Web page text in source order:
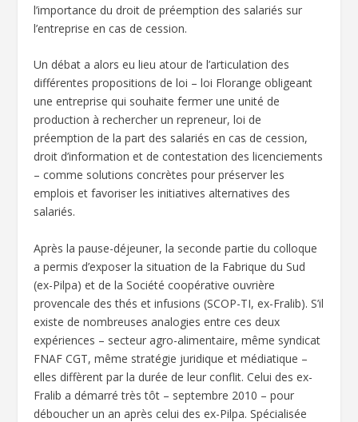
l’importance du droit de préemption des salariés sur
l’entreprise en cas de cession.
Un débat a alors eu lieu atour de l’articulation des
différentes propositions de loi – loi Florange obligeant
une entreprise qui souhaite fermer une unité de
production à rechercher un repreneur, loi de
préemption de la part des salariés en cas de cession,
droit d’information et de contestation des licenciements
– comme solutions concrètes pour préserver les
emplois et favoriser les initiatives alternatives des
salariés.
Après la pause-déjeuner, la seconde partie du colloque
a permis d’exposer la situation de la Fabrique du Sud
(ex-Pilpa) et de la Société coopérative ouvrière
provencale des thés et infusions (SCOP-TI, ex-Fralib). S’il
existe de nombreuses analogies entre ces deux
expériences – secteur agro-alimentaire, même syndicat
FNAF CGT, même stratégie juridique et médiatique –
elles diffèrent par la durée de leur conflit. Celui des ex-
Fralib a démarré très tôt – septembre 2010 – pour
déboucher un an après celui des ex-Pilpa. Spécialisée